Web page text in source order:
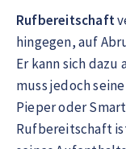
Rufbereitschaft
hingegen, auf
Er kann sich dazu
muss jedoch
Pieper oder
Rufbereitschaft